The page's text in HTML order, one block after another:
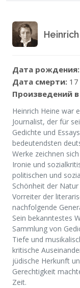
Дата рождения:
Дата смерти:
Произведений в
Heinrich Heine war
Journalist, der für
Gedichte und
bedeutendsten
Werke zeichnen
Ironie und
politischen und
Schönheit der
Vorreiter der
nachfolgende
Sein bekanntestes
Sammlung von
Tiefe und
kritische
jüdische Herkunft
Gerechtigkeit
Zeit.